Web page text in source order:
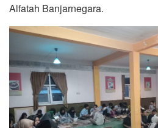
Alfatah Banjarnegara.